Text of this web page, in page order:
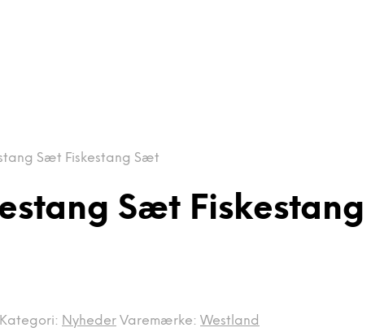
Sæt Fiskestang Sæt
Sæt
Kategori: Nyheder Varemærke: Westland